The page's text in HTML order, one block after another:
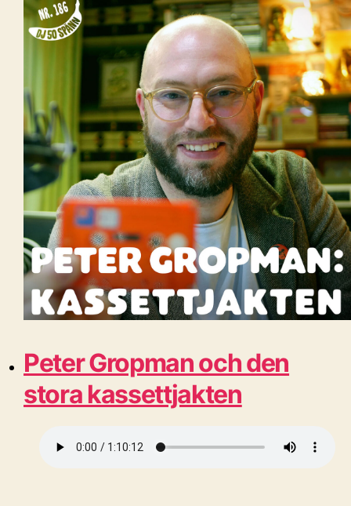
Peter Gropman och den
stora kassettjakten